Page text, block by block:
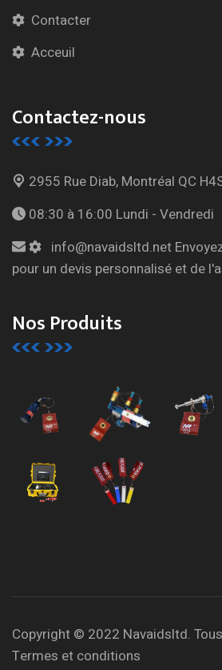
Contacter
Acceuil
Contactez-nous
2955 Rue Diab, Montréal QC
08:30 à 16:00 Lundi - Vendredi
info@navaidsltd.net
pour un devis personnalisé et de
Nos Produits
Copyright © 2022 Navaidsltd.
Termes et conditions